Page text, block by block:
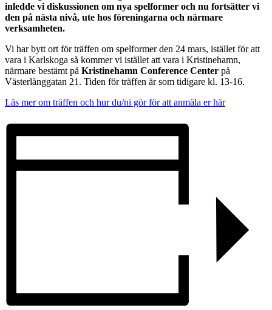
inledde vi diskussionen om nya spelformer och nu fortsätter vi
den på nästa nivå, ute hos föreningarna och närmare
verksamheten.
Vi har bytt ort för träffen om spelformer den 24 mars, istället för att
vara i Karlskoga så kommer vi istället att vara i Kristinehamn,
närmare bestämt på Kristinehamn Conference Center på
Västerlånggatan 21. Tiden för träffen är som tidigare kl. 13-16.
Läs mer om träffen och hur du/ni gör för att anmäla er här